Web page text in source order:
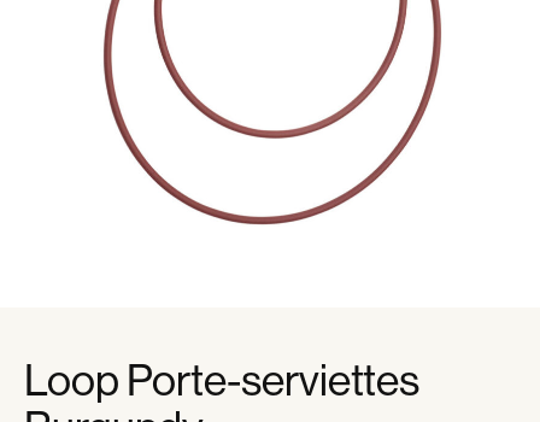
Loop Porte-serviettes